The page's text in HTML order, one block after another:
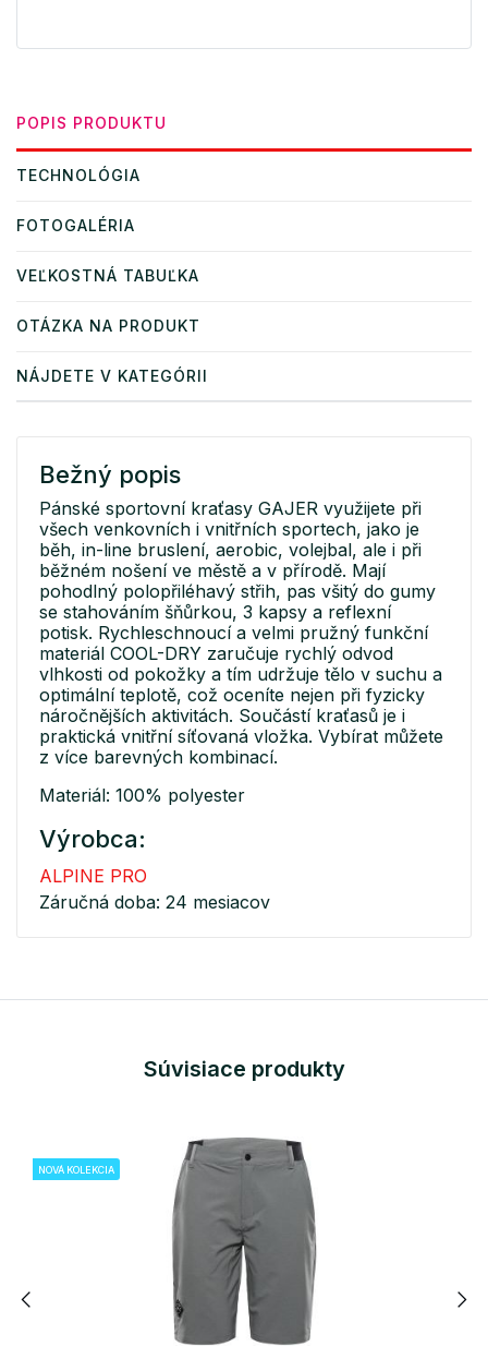
POPIS PRODUKTU
TECHNOLÓGIA
FOTOGALÉRIA
VEĽKOSTNÁ TABUĽKA
OTÁZKA NA PRODUKT
NÁJDETE V KATEGÓRII
Bežný popis
Pánské sportovní kraťasy GAJER využijete při
všech venkovních i vnitřních sportech, jako je
běh, in-line bruslení, aerobic, volejbal, ale i při
běžném nošení ve městě a v přírodě. Mají
pohodlný polopřiléhavý střih, pas všitý do gumy
se stahováním šňůrkou, 3 kapsy a reflexní
potisk. Rychleschnoucí a velmi pružný funkční
materiál COOL-DRY zaručuje rychlý odvod
vlhkosti od pokožky a tím udržuje tělo v suchu a
optimální teplotě, což oceníte nejen při fyzicky
náročnějších aktivitách. Součástí kraťasů je i
praktická vnitřní síťovaná vložka. Vybírat můžete
z více barevných kombinací.
Materiál: 100% polyester
Výrobca:
ALPINE PRO
Záručná doba: 24 mesiacov
Súvisiace produkty
NOVÁ KOLEKCIA